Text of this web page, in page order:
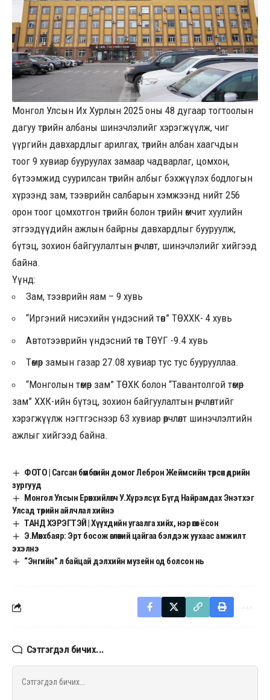
Монгол Улсын Их Хурлын 2025 оны 48 дугаар тогтоолын
дагуу төрийн албаны шинэчлэлийг хэрэгжүүлж, чиг
үүргийн давхардлыг арилгах, төрийн албан хаагчдын
тоог 9 хувиар бууруулах замаар чадварлаг, цомхон,
бүтээмжид суурилсан төрийн албыг бэхжүүлэх бодлогын
хүрээнд зам, тээврийн салбарын хэмжээнд нийт 256
орон тоог цомхотгон төрийн болон төрийн өмчит хуулийн
этгээдүүдийн ажлын байрны давхардлыг бууруулж,
бүтэц, зохион байгуулалтын өөрчлөлт, шинэчлэлийг хийгээд
байна.
Үүнд:
Зам, тээврийн яам – 9 хувь
“Иргэний нисэхийн үндэсний төв” ТӨХХК- 4 хувь
Автотээврийн үндэсний төв ТӨҮГ -9.4 хувь
Төмөр замын газар 27.08 хувиар тус тус буурууллаа.
“Монголын төмөр зам” ТӨХК болон “Тавантолгой төмөр
зам” ХХК-ийн бүтэц, зохион байгуулалтын өрчлөлтийг
хэрэгжүүлж нэгтгэснээр 63 хувиар өөрчлөлт шинэчлэлтийн
ажлыг хийгээд байна.
ФОТО | Сагсан бөмбөгийн домог Леброн Жеймсийн төрсөн өдрийн
зургууд
Монгол Улсын Ерөнхийлөгч У.Хүрэлсүх Бүгд Найрамдах Энэтхэг
Улсад төрийн айлчлал хийнэ
ТАНД ХЭРЭГТЭЙ | Хүүхдийн угаалга хийх, нэр өгөх ёсон
Э.Мөнхбаяр: Эрт босож өглөөний цайгаа бэлдэж уухаас амжилт
эхэлнэ
“Энгийн” л байцай дэлхийн музейн од болсон нь
Сэтгэгдэл бичих...